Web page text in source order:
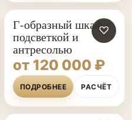
♡
Г-образный шкаф с
подсветкой и
антресолью
от 120 000 ₽
ПОДРОБНЕЕ РАСЧЁТ